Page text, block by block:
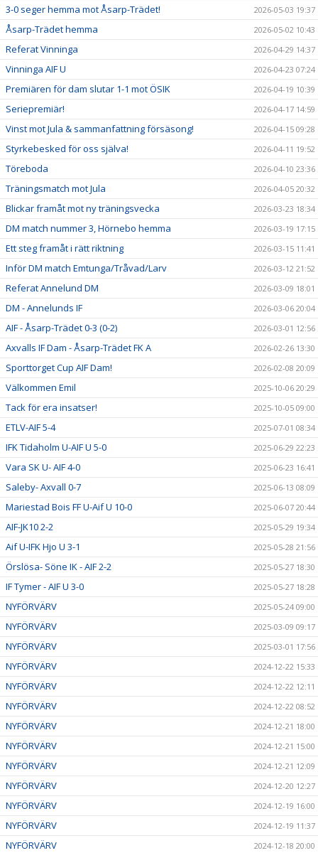
3-0 seger hemma mot Åsarp-Trädet! 2026-05-03 19:37
Åsarp-Trädet hemma 2026-05-02 10:43
Referat Vinninga 2026-04-29 14:37
Vinninga AIF U 2026-04-23 07:24
Premiären för dam slutar 1-1 mot ÖSIK 2026-04-19 10:39
Seriepremiär! 2026-04-17 14:59
Vinst mot Jula & sammanfattning försäsong! 2026-04-15 09:28
Styrkebesked för oss själva! 2026-04-11 19:52
Töreboda 2026-04-10 23:36
Träningsmatch mot Jula 2026-04-05 20:32
Blickar framåt mot ny träningsvecka 2026-03-23 18:34
DM match nummer 3, Hörnebo hemma 2026-03-19 17:15
Ett steg framåt i rätt riktning 2026-03-15 11:41
Inför DM match Emtunga/Tråvad/Larv 2026-03-12 21:52
Referat Annelund DM 2026-03-09 18:01
DM - Annelunds IF 2026-03-06 20:04
AIF - Åsarp-Trädet 0-3 (0-2) 2026-03-01 12:56
Axvalls IF Dam - Åsarp-Trädet FK A 2026-02-26 13:30
Sporttorget Cup AIF Dam! 2026-02-08 20:09
Välkommen Emil 2025-10-06 20:29
Tack för era insatser! 2025-10-05 09:00
ETLV-AIF 5-4 2025-07-01 08:34
IFK Tidaholm U-AIF U 5-0 2025-06-29 22:23
Vara SK U- AIF 4-0 2025-06-23 16:41
Saleby- Axvall 0-7 2025-06-13 08:09
Mariestad Bois FF U-Aif U 10-0 2025-06-07 20:44
AIF-JK10 2-2 2025-05-29 19:34
Aif U-IFK Hjo U 3-1 2025-05-28 21:56
Örslösa- Söne IK - AIF 2-2 2025-05-27 18:30
IF Tymer - AIF U 3-0 2025-05-27 18:28
NYFÖRVÄRV 2025-05-24 09:00
NYFÖRVÄRV 2025-03-09 09:17
NYFÖRVÄRV 2025-03-01 17:56
NYFÖRVÄRV 2024-12-22 15:33
NYFÖRVÄRV 2024-12-22 12:11
NYFÖRVÄRV 2024-12-22 08:52
NYFÖRVÄRV 2024-12-21 18:00
NYFÖRVÄRV 2024-12-21 15:00
NYFÖRVÄRV 2024-12-21 12:09
NYFÖRVÄRV 2024-12-20 12:27
NYFÖRVÄRV 2024-12-19 16:00
NYFÖRVÄRV 2024-12-19 11:37
NYFÖRVÄRV 2024-12-18 20:00